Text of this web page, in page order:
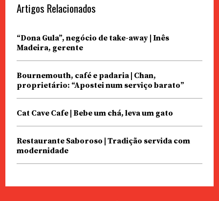
Artigos Relacionados
“Dona Gula”, negócio de take-away | Inês
Madeira, gerente
Bournemouth, café e padaria | Chan,
proprietário: “Apostei num serviço barato”
Cat Cave Cafe | Bebe um chá, leva um gato
Restaurante Saboroso | Tradição servida com
modernidade